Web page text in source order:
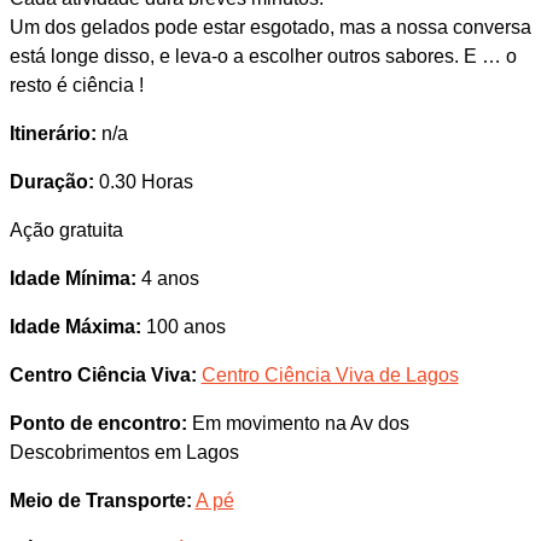
Um dos gelados pode estar esgotado, mas a nossa conversa
está longe disso, e leva-o a escolher outros sabores. E … o
resto é ciência !
Itinerário: n/a
Duração: 0.30 Horas
Ação gratuita
Idade Mínima: 4 anos
Idade Máxima: 100 anos
Centro Ciência Viva: Centro Ciência Viva de Lagos
Ponto de encontro: Em movimento na Av dos
Descobrimentos em Lagos
Meio de Transporte: A pé